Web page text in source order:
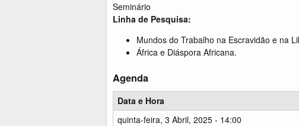
Seminário
Linha de Pesquisa:
Mundos do Trabalho na Escravidão e na
África e Diáspora Africana.
Agenda
Data e Hora
quinta-feira, 3 Abril, 2025 - 14:00